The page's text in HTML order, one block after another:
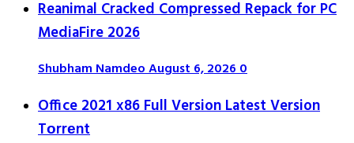
Reanimal Cracked Compressed Repack for PC
MediaFire 2026
Shubham NamdeoAugust 6, 20260
Office 2021 x86 Full Version Latest Version
Tоrrеnt